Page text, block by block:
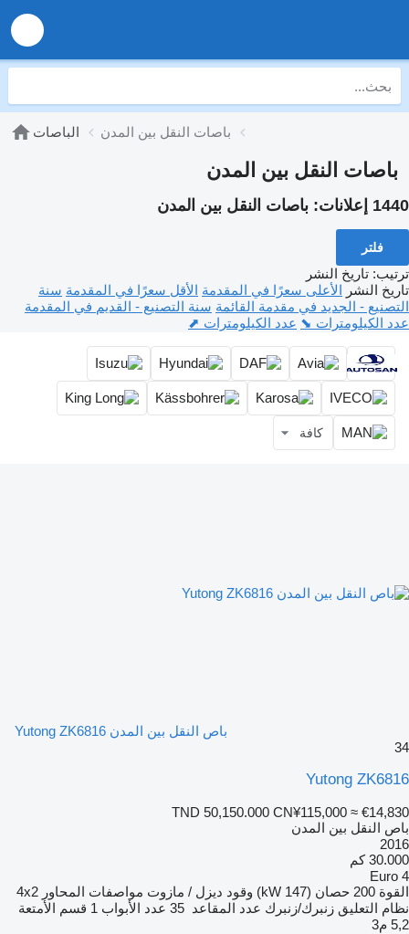
الباصات باصات النقل بين المدن
باصات النقل بين المدن
1440 إعلانات: باصات النقل بين المدن
فلتر
ترتيب: تاريخ النشر
تاريخ النشر الأعلى سعرًا في المقدمة الأقل سعرًا في المقدمة سنة
التصنيع - الجديد في مقدمة القائمة سنة التصنيع - القديم في المقدمة
عدد الكيلومترات ⬊ عدد الكيلومترات ⬈
كافة
باص النقل بين المدن Yutong ZK6816
34
Yutong ZK6816
TND 50,150.000 CN¥115,000 ≈ €14,830
باص النقل بين المدن
2016
30.000 كم
Euro 4
القوة 200 حصان (147 kW) وقود ديزل / مازوت مواصفات المحاور 4x2
نظام التعليق زنبرك/زنبرك عدد المقاعد 35 عدد الأبواب 1 قسم الأمتعة
5,2 م3